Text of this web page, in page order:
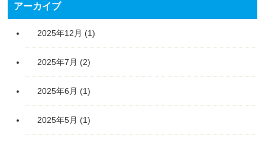
アーカイブ
2025年12月 (1)
2025年7月 (2)
2025年6月 (1)
2025年5月 (1)